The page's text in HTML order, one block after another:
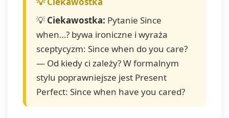
💡 Ciekawostka: Pytanie Since
when…? bywa ironiczne i wyraża
sceptycyzm: Since when do you care?
— Od kiedy ci zależy? W formalnym
stylu poprawniejsze jest Present
Perfect: Since when have you cared?